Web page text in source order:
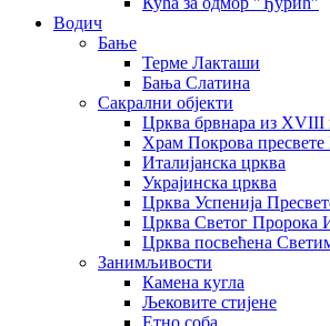
Водич
Бање
Терме Лакташи
Бања Слатина
Сакрални објекти
Црква брвнара из XVIII
Храм Покрова пресвете
Италијанска црква
Украјинска црква
Црква Успенија
Црква Светог Пророка
Црква посвећена
Занимљивости
Камена кугла
Љековите стијене
Етно соба